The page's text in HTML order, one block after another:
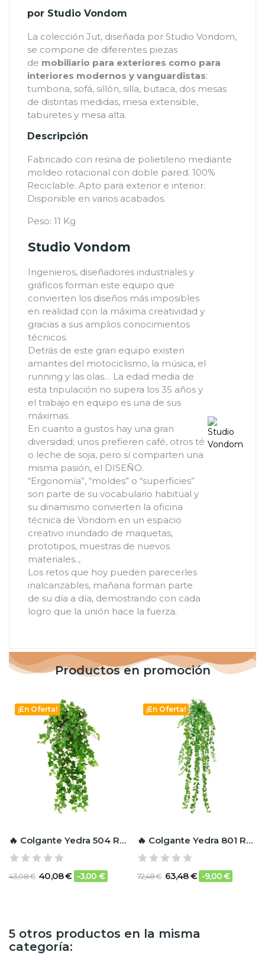
por Studio Vondom
La colección Jut, diseñada por Studio Vondom,
se compone de diferentes piezas
de mobiliario para exteriores como para
interiores modernos y vanguardistas:
tumbona, sofá, sillón, silla, butaca, dos mesas
de distintas medidas, mesa extensible,
taburetes y mesa alta.
Descripción
Fabricado con resina de polietileno mediante
moldeo rotacional con doble pared. 100%
Reciclable. Apto para exterior e interior.
Disponible en varios acabados.
Peso: 11 Kg
Studio Vondom
Ingenieros, diseñadores industriales y
gráficos forman este equipo que
convierten los diseños más imposibles
en realidad con la máxima creatividad y
gracias a sus amplios conocimientos
técnicos.
Detrás de este gran equipo existen
amantes del motociclismo, la música, el
running y las olas… La edad media de
esta tripulación no supera los 35 años y
el trabajo en equipo es una de sus
máximas.
En cuanto a gustos hay una gran
diversidad; unos prefieren café, otros té
o leche de soja, pero sí comparten una
misma pasión, el DISEÑO.
“Ergonomía”, “moldes” o “superficies”
son parte de su vocabulario habitual y
su dinamismo convierten la oficina
técnica de Vondom en un espacio
creativo inundado de maquetas,
prototipos, muestras de nuevos
materiales..,
Los retos que hoy pueden parecerles
inalcanzables, mañana forman parte
de su día a día, demostrando con cada
logro que la unión hace la fuerza.
Productos en promoción
¡En Oferta!
🔥 Colgante Yedra 504 RF Ignífugo
43,08 € 40,08 € -3,00 €
¡En Oferta!
🔥 Colgante Yedra 801 RF Ignífugo
72,48 € 63,48 € -9,00 €
5 otros productos en la misma
categoría: